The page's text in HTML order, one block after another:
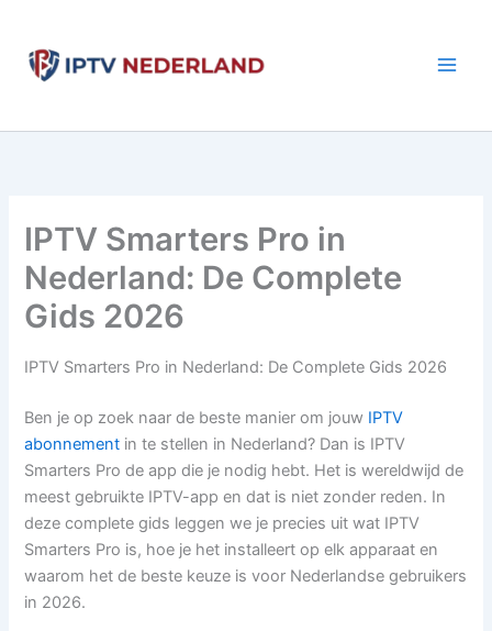
contenu
IPTV Smarters Pro in
Nederland: De Complete
Gids 2026
IPTV Smarters Pro in Nederland: De Complete Gids 2026
Ben je op zoek naar de beste manier om jouw IPTV
abonnement in te stellen in Nederland? Dan is IPTV
Smarters Pro de app die je nodig hebt. Het is wereldwijd de
meest gebruikte IPTV-app en dat is niet zonder reden. In
deze complete gids leggen we je precies uit wat IPTV
Smarters Pro is, hoe je het installeert op elk apparaat en
waarom het de beste keuze is voor Nederlandse gebruikers
in 2026.